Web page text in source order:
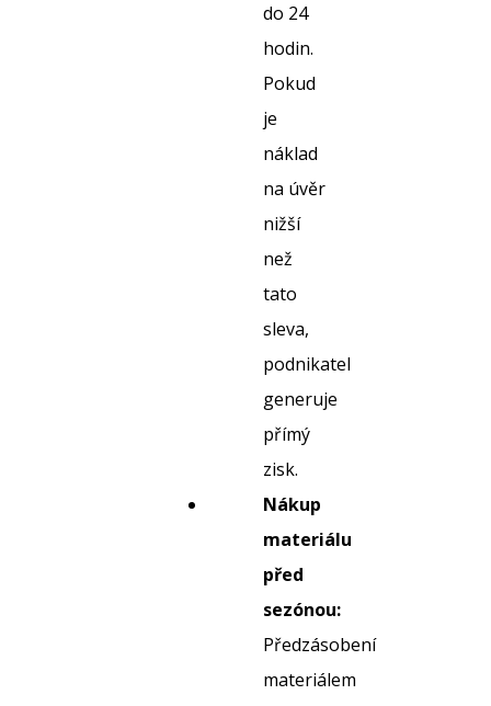
do 24
hodin.
Pokud
je
náklad
na úvěr
nižší
než
tato
sleva,
podnikatel
generuje
přímý
zisk.
Nákup
materiálu
před
sezónou:
Předzásobení
materiálem